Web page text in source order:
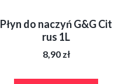
Płyn do naczyń G&G Cit
rus 1L
8,90 zł